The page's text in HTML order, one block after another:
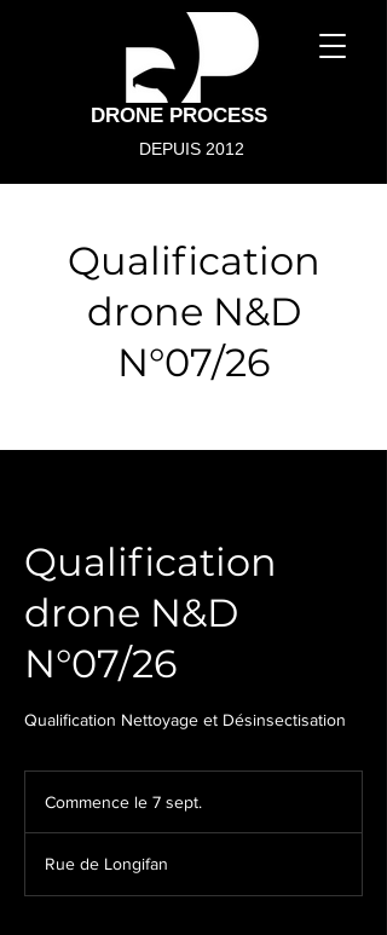
DRONE PROCESS
DEPUIS 2012
Qualification
drone N&D
N°07/26
Qualification
drone N&D
N°07/26
Qualification Nettoyage et Désinsectisation
Commence le 7 sept.
e
Rue de Longifan